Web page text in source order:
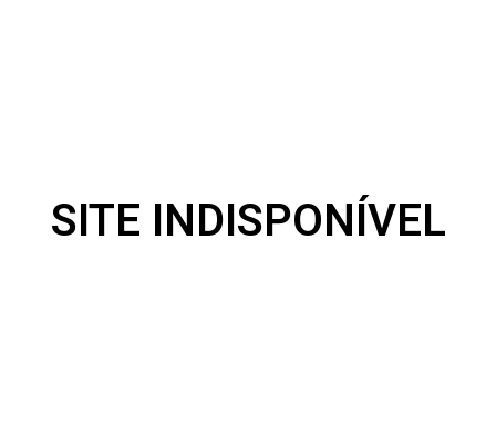
SITE INDISPONÍVEL